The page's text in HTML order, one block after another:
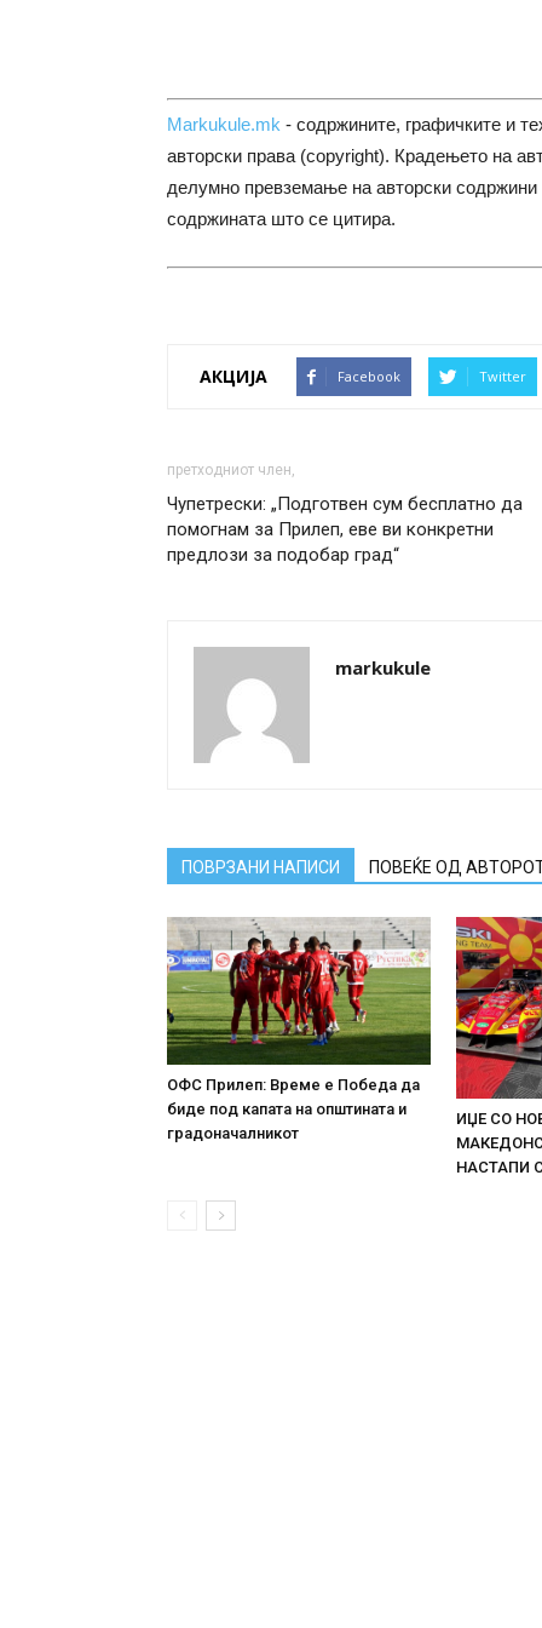
Markukule.mk - содржините, графичките и
авторски права (copyright). Крадењето на
делумно превземање на авторски
содржината што се цитира.
АКЦИЈА Facebook Twitter
претходниот член,
Чупетрески: „Подготвен сум бесплатно да
помогнам за Прилеп, еве ви конкретни
предлози за подобар град“
markukule
ПОВРЗАНИ НАПИСИ ПОВЕЌЕ ОД
ОФС Прилеп: Време е Победа да
биде под капата на општината и
градоначалникот
ИЏЕ СО
НАСТАПИ